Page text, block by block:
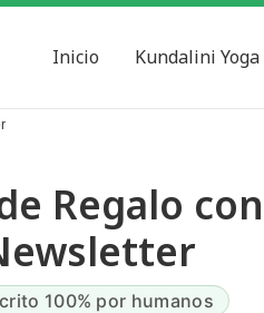
Inicio Kundalini Yoga
Regalo
100% por humanos